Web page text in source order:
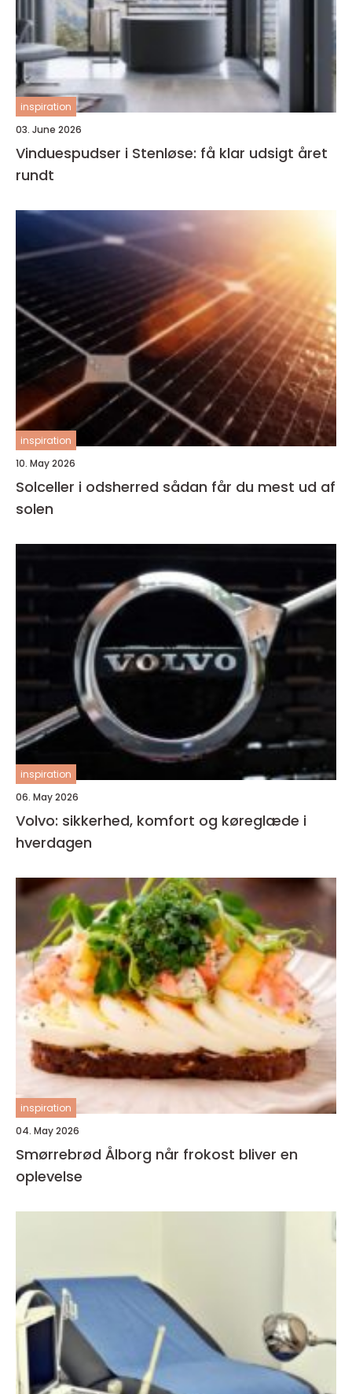
inspiration
03. June 2026
Vinduespudser i Stenløse: få klar udsigt året
rundt
inspiration
10. May 2026
Solceller i odsherred sådan får du mest ud af
solen
inspiration
06. May 2026
Volvo: sikkerhed, komfort og køreglæde i
hverdagen
inspiration
04. May 2026
Smørrebrød Ålborg når frokost bliver en
oplevelse